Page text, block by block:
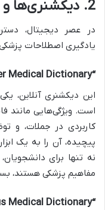
2. دیکشنری‌ها و ابزارهای آنلاین
در عصر دیجیتال،
یادگیری اصطلاحات
“Merriam-Webster Medical Dictionary”:
این دیکشنری آنلاین،
است. ویژگی‌هایی مانند
کاربردی در جملات، و
پیچیده، آن را به یک
نه تنها برای
مفاهیم پزشکی هستند،
“MedlinePlus Medical Dictionary”: